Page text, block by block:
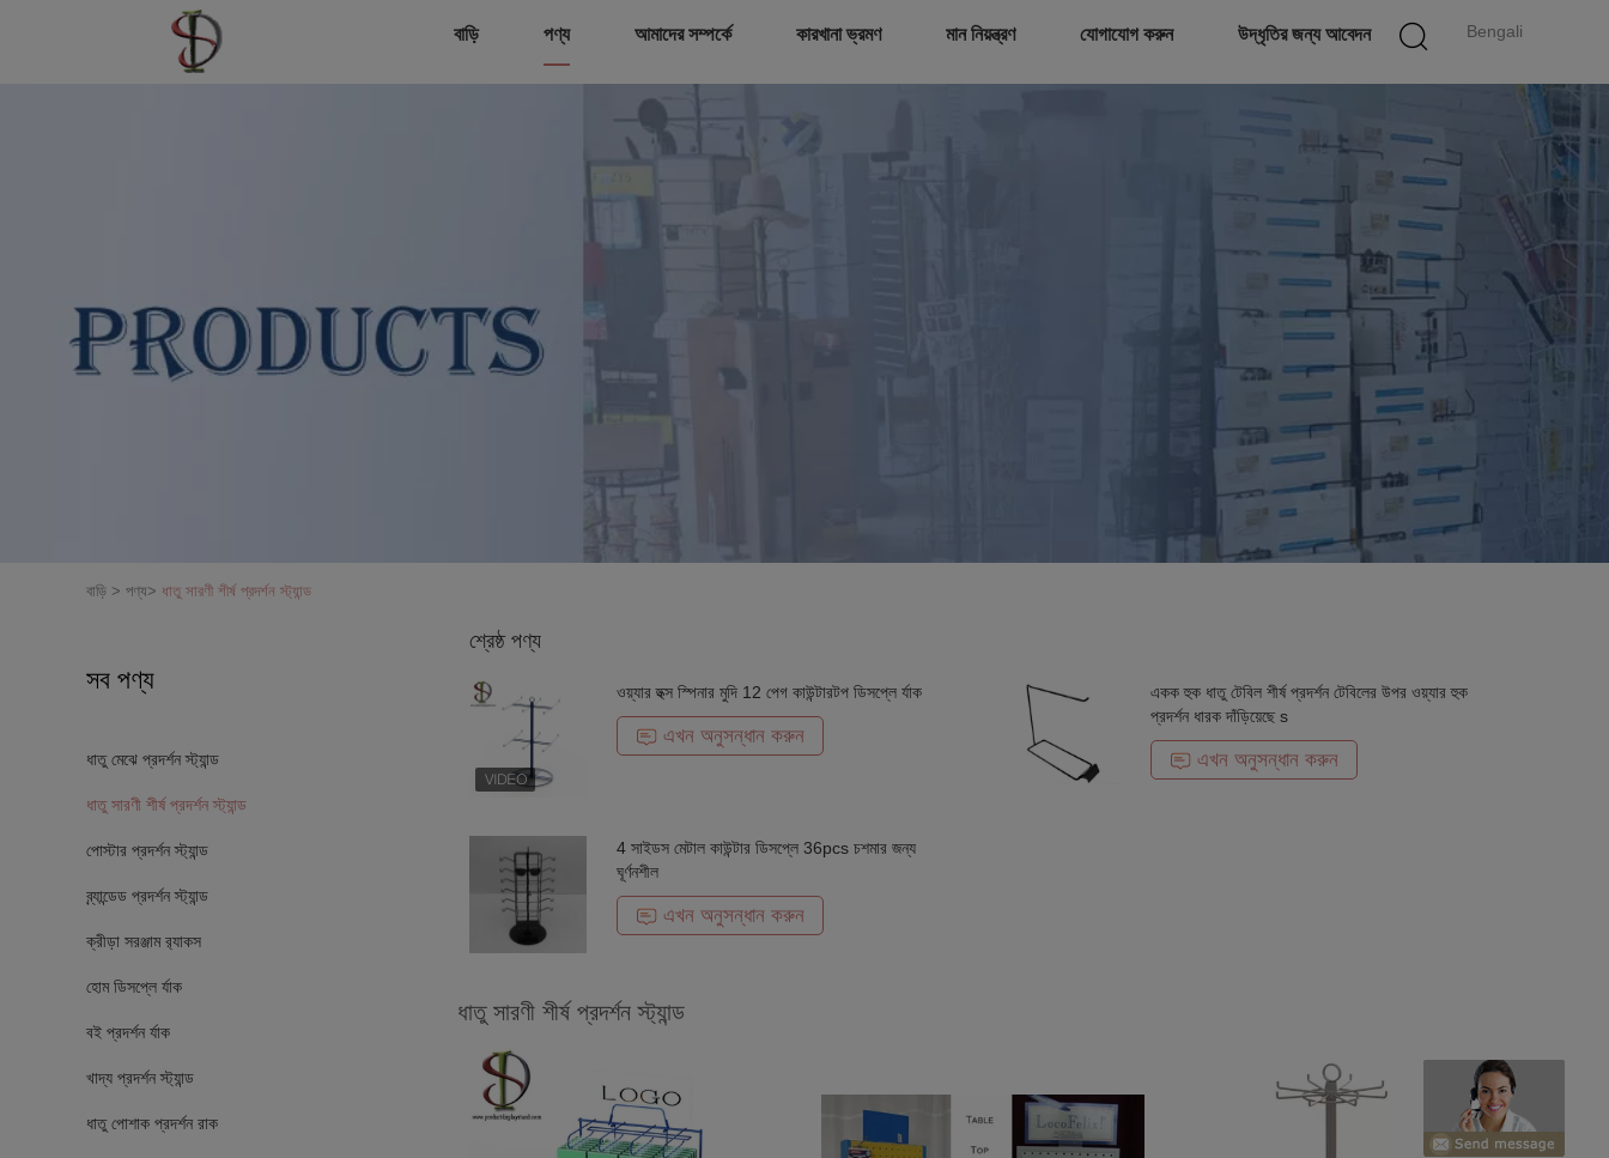
Bengali
বাড়ি পণ্য আমাদের সম্পর্কে কারখানা ভ্রমণ মান নিয়ন্ত্রণ যোগাযোগ করুন উদ্ধৃতির জন্য আবেদন
বাড়ি > পণ্য> ধাতু সারণী শীর্ষ প্রদর্শন স্ট্যান্ড
সব পণ্য
ধাতু মেঝে প্রদর্শন স্ট্যান্ড
ধাতু সারণী শীর্ষ প্রদর্শন স্ট্যান্ড
পোস্টার প্রদর্শন স্ট্যান্ড
ব্র্যান্ডেড প্রদর্শন স্ট্যান্ড
ক্রীড়া সরঞ্জাম র‌্যাকস
হোম ডিসপ্লে র্যাক
বই প্রদর্শন র্যাক
খাদ্য প্রদর্শন স্ট্যান্ড
ধাতু পোশাক প্রদর্শন রাক
শ্রেষ্ঠ পণ্য
ওয়্যার হুক্স স্পিনার মুদি 12 পেগ কাউন্টারটপ ডিসপ্লে র্যাক
এখন অনুসন্ধান করুন
একক হুক ধাতু টেবিল শীর্ষ প্রদর্শন টেবিলের উপর ওয়্যার হুক
প্রদর্শন ধারক দাঁড়িয়েছে s
এখন অনুসন্ধান করুন
4 সাইডস মেটাল কাউন্টার ডিসপ্লে 36pcs চশমার জন্য
ঘূর্ণনশীল
এখন অনুসন্ধান করুন
ধাতু সারণী শীর্ষ প্রদর্শন স্ট্যান্ড